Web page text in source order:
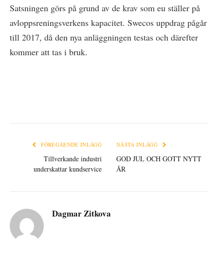
Satsningen görs på grund av de krav som eu ställer på
avloppsreningsverkens kapacitet. Swecos uppdrag pågår
till 2017, då den nya anläggningen testas och därefter
kommer att tas i bruk.
FÖREGÅENDE INLÄGG
Tillverkande industri
underskattar kundservice
NÄSTA INLÄGG
GOD JUL OCH GOTT NYTT
ÅR
Dagmar Zitkova